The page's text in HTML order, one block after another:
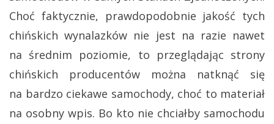
Choć faktycznie, prawdopodobnie jakość tych
chińskich wynalazków nie jest na razie nawet
na średnim poziomie, to przeglądając strony
chińskich producentów można natknąć się
na bardzo ciekawe samochody, choć to materiał
na osobny wpis. Bo kto nie chciałby samochodu